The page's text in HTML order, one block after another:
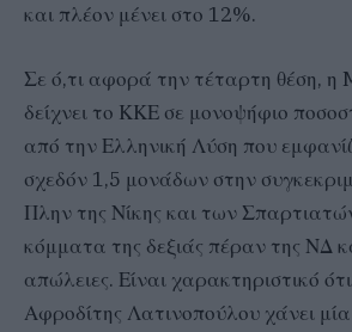
και πλέον μένει στο 12%.
Σε ό,τι αφορά την τέταρτη θέση,
δείχνει το ΚΚΕ σε μονοψήφιο
από την Ελληνική Λύση που
σχεδόν 1,5 μονάδων στην
Πλην της Νίκης και των
κόμματα της δεξιάς πέραν της ΝΔ
απώλειες. Είναι χαρακτηριστικό
Αφροδίτης Λατινοπούλου χάνει